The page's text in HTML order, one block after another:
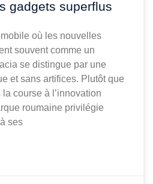
gadgets superflus
où les nouvelles
souvent comme un
se distingue par une
et sans artifices. Plutôt que
course à l’innovation
roumaine privilégie
ses